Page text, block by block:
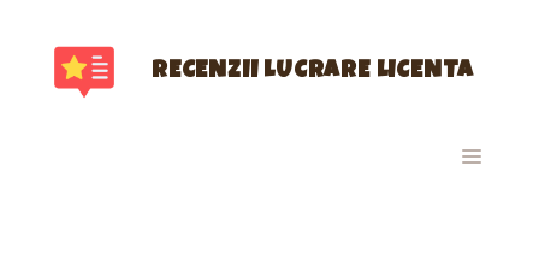
conținut
RECENZII LUCRARE LICENTA
MENIU